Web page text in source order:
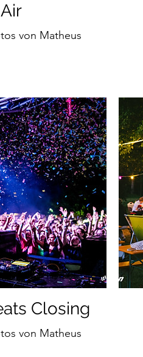
Air
von Matheus
Closing
von Matheus